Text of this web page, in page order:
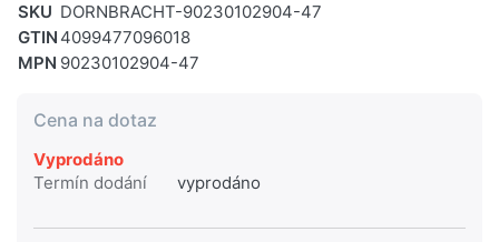
SKU DORNBRACHT-90230102904-47
GTIN 4099477096018
MPN 90230102904-47
Cena na dotaz
Vyprodáno
Termín dodání
vyprodáno